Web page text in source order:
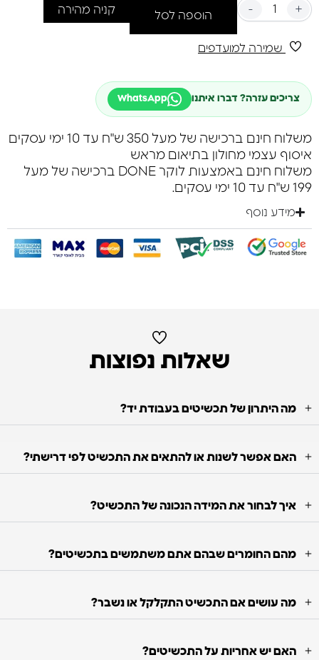
- +
הוספה לסל קניה מהירה
שמירה למועדפים
צריכים עזרה? דברו איתנו WhatsApp
משלוח חינם ברכישה של מעל 350 ש"ח עד 10 ימי עסקים
איסוף עצמי מחולון בתיאום מראש
משלוח חינם באמצעות לוקר DONE ברכישה של מעל
199 ש"ח עד 10 ימי עסקים.
מידע נוסף
שאלות נפוצות
מה היתרון של תכשיטים בעבודת יד?
האם אפשר לשנות או להתאים את התכשיט לפי דרישתי?
איך לבחור את המידה הנכונה של התכשיט?
מהם החומרים שבהם אתם משתמשים בתכשיטים?
מה עושים אם התכשיט התקלקל או נשבר?
האם יש אחריות על התכשיטים?